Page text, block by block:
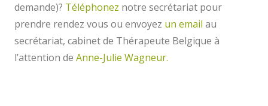
demande)? Téléphonez notre secrétariat pour
prendre rendez vous ou envoyez un email au
secrétariat, cabinet de Thérapeute Belgique à
l’attention de Anne-Julie Wagneur.